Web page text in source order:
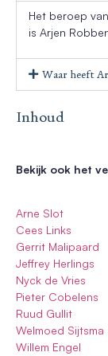
Het beroep
is Arjen
Waar heeft
Inhoud
Bekijk ook het
Arne Slot
Cees Links
Gerrit Malipaard
Jeffrey Herlings
Nyck de Vries
Pieter Cobelens
Ruud Gullit
Welmoed Sijtsma
Willem Engel